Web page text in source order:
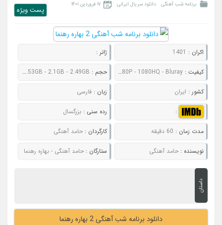
برنامه شب آهنگی دانلود سریال ایرانی ۱۷ فروردین ۱۴۰۱
پست ويژه
اکران : 1401 ژانر :
کیفیت :480P - 720P - 1080P - 1080HQ - Bluray حجم : 560MB - 796MB - 1.53GB - 2.1GB - 2.49GB
کشور : ایران زبان : فارسی
: رده سنی : بزرگسال
مدت زمان : 60 دقیقه کارگردان : حامد آهنگی
نویسنده :حامد آهنگی ستارگان : حامد آهنگی - بهاره رهنما
داستان
دانلود برنامه شب آهنگی 2 بهاره رهنما